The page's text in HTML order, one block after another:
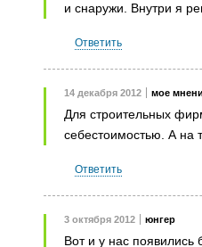
и снаружи. Внутри я
Ответить
14 декабря 2012 мое
Для строительных
себестоимостью. А на
Ответить
3 октября 2012 юнгер
Вот и у нас появились